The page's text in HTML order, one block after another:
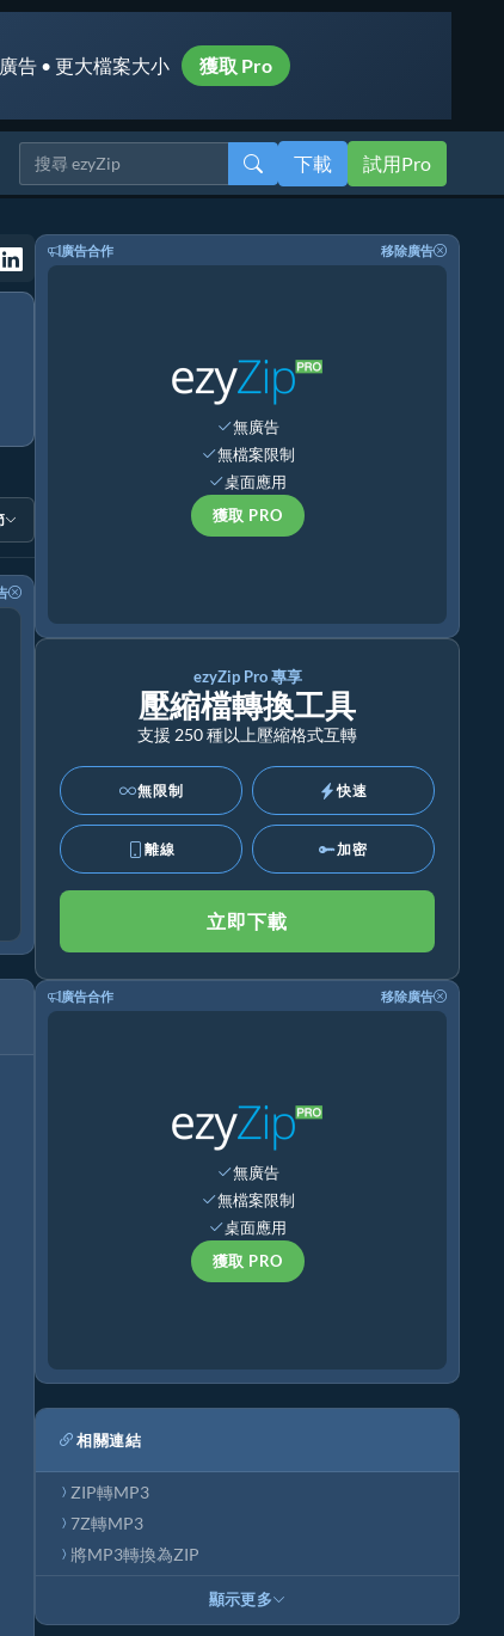
告 • 更大檔案大小 獲取 Pro
下載 試用Pro
廣告合作 移除廣告
無廣告
無檔案限制
桌面應用
獲取 PRO
ezyZip Pro 專享
壓縮檔轉換工具
支援 250 種以上壓縮格式互轉
無限制 快速
離線 加密
立即下載
廣告合作 移除廣告
無廣告
無檔案限制
桌面應用
獲取 PRO
相關連結
ZIP轉MP3
7Z轉MP3
將MP3轉換為ZIP
顯示更多